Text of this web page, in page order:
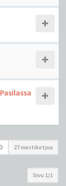
27 viestiketjua
Sivu 1/1